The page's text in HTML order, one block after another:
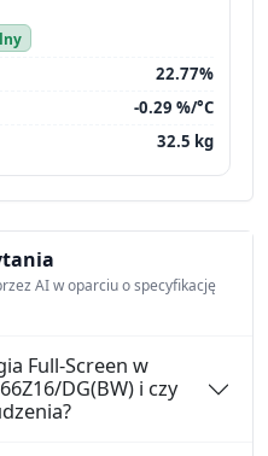
22.77%
-0.29 %/°C
32.5 kg
AI w oparciu o specyfikację
Full-Screen w
DG(BW) i czy